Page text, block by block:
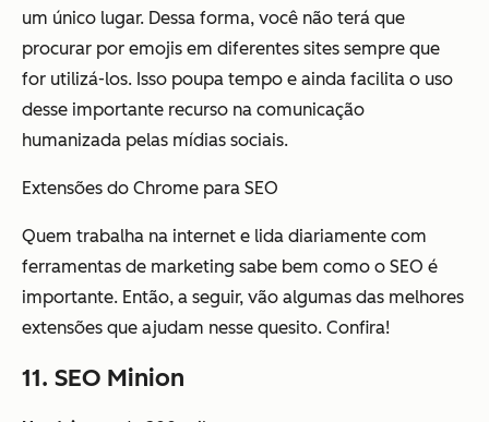
um único lugar. Dessa forma, você não terá que
procurar por emojis em diferentes sites sempre que
for utilizá-los. Isso poupa tempo e ainda facilita o uso
desse importante recurso na comunicação
humanizada pelas mídias sociais.
Extensões do Chrome para SEO
Quem trabalha na internet e lida diariamente com
ferramentas de marketing sabe bem como o SEO é
importante. Então, a seguir, vão algumas das melhores
extensões que ajudam nesse quesito. Confira!
11. SEO Minion